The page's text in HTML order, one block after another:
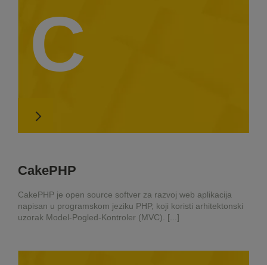
C
CakePHP
CakePHP je open source softver za razvoj web aplikacija
napisan u programskom jeziku PHP, koji koristi arhitektonski
uzorak Model-Pogled-Kontroler (MVC). [...]